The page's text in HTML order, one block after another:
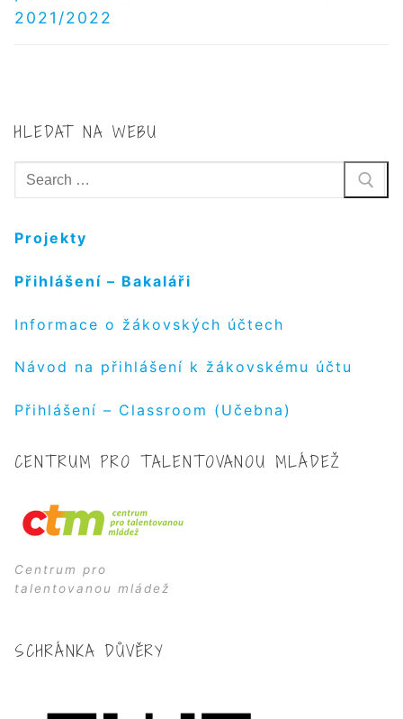
2021/2022
HLEDAT NA WEBU
Hledat:
Projekty
Přihlášení – Bakaláři
Informace o žákovských účtech
Návod na přihlášení k žákovskému účtu
Přihlášení – Classroom (Učebna)
CENTRUM PRO TALENTOVANOU MLÁDEŽ
Centrum pro
talentovanou mládež
SCHRÁNKA DŮVĚRY